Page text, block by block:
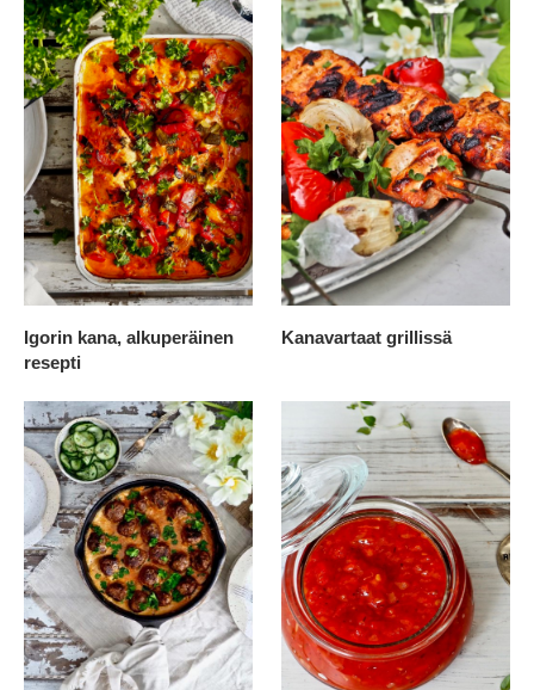
Igorin kana, alkuperäinen
resepti
Kanavartaat grillissä